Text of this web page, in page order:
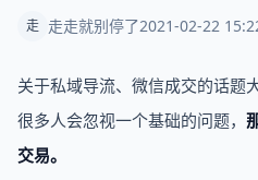
走 走走就别停了2021-02-22
关于私域导流、微信成交的话题
很多人会忽视一个基础的问题，
交易。